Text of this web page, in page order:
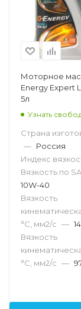
Моторное
Energy Expert
5л
Узнать
Страна
— Россия
Индекс
Вязкость по
10W-40
Вязкость
°С, мм2/с —
Вязкость
°С, мм2/с —